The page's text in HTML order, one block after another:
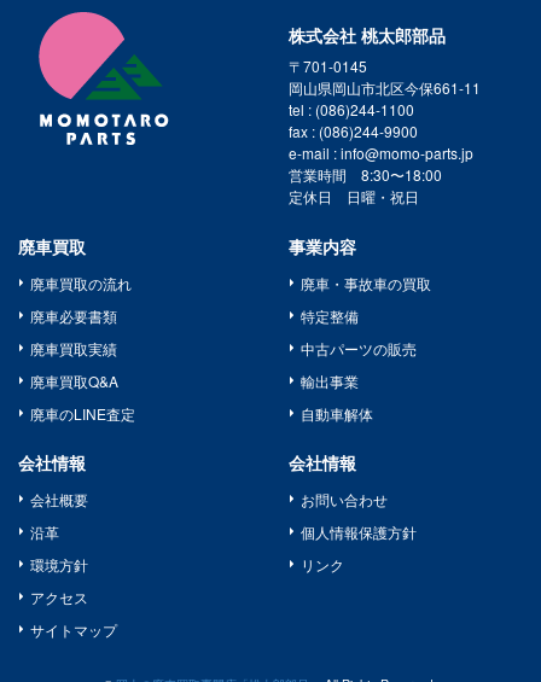
株式会社 桃太郎部品
〒701-0145
岡山県岡山市北区今保661-11
tel : (086)244-1100
fax : (086)244-9900
e-mail : info@momo-parts.jp
営業時間 8:30〜18:00
定休日 日曜・祝日
廃車買取
廃車買取の流れ
廃車必要書類
廃車買取実績
廃車買取Q&A
廃車のLINE査定
事業内容
廃車・事故車の買取
特定整備
中古パーツの販売
輸出事業
自動車解体
会社情報
会社概要
沿革
環境方針
アクセス
サイトマップ
会社情報
お問い合わせ
個人情報保護方針
リンク